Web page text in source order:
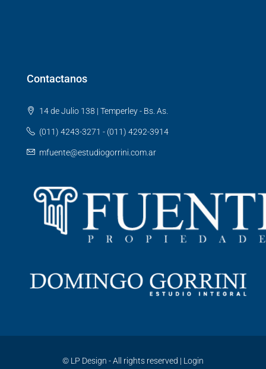
Contactanos
14 de Julio 138 | Temperley - Bs. As.
(011) 4243-3271 - (011) 4292-3914
mfuente@estudiogorrini.com.ar
© LP Design - All rights reserved | Login